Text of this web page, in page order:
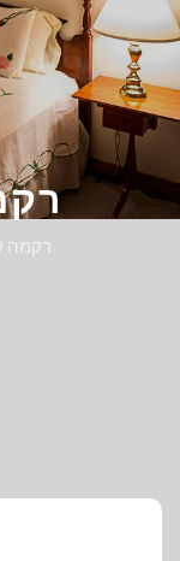
רקמה